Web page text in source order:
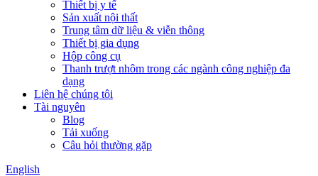
Thiết bị y tế
Sản xuất nội thất
Trung tâm dữ liệu & viễn thông
Thiết bị gia dụng
Hộp công cụ
Thanh trượt nhôm trong các ngành công nghiệp đa
dạng
Liên hệ chúng tôi
Tài nguyên
Blog
Tải xuống
Câu hỏi thường gặp
English